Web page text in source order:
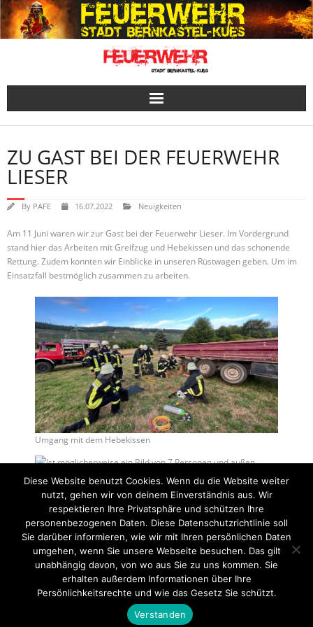
Skip
to
content
ZU GAST BEI DER FEUERWEHR
LIESER
By PAFE 16.07.2022 Neuigkeiten
Am 11 Juni waren wir zur Gast bei der Feuerwehr Lieser. Im Vordergrund
stand hier das Arbeiten mit Greifzug und Hebekissen und das schonende
Rettung. Zudem konnten wir Einblicke in unseren Rüstwagen geben. Um im
Einsatzfall bestmöglich zusammen zu arbeiten.
Umgang mit dem Hebekissen
Umgang mit dem Greifzug
Post Views: 0
Halbjahresübersicht Moselhochwasser Juni 2021 Rückblick
Über uns
Kontakt
Think Up Themes Ltd. Powered by
Diese Website benutzt Cookies. Wenn du die Website weiter
nutzt, gehen wir von deinem Einverständnis aus. Wir
respektieren Ihre Privatsphäre und schützen Ihre
personenbezogenen Daten. Diese Datenschutzrichtlinie soll
Sie darüber informieren, wie wir mit Ihren persönlichen Daten
umgehen, wenn Sie unsere Webseite besuchen. Das gilt
unabhängig davon, von wo aus Sie zu uns kommen. Sie
erhalten außerdem Informationen über Ihre
Persönlichkeitsrechte und wie das Gesetz Sie schützt.
Verstanden